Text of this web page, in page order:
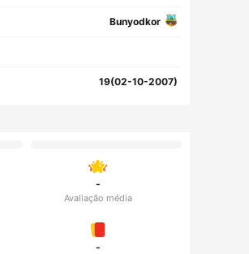
Bunyodkor
19(02-10-2007)
-
Avaliação média
-